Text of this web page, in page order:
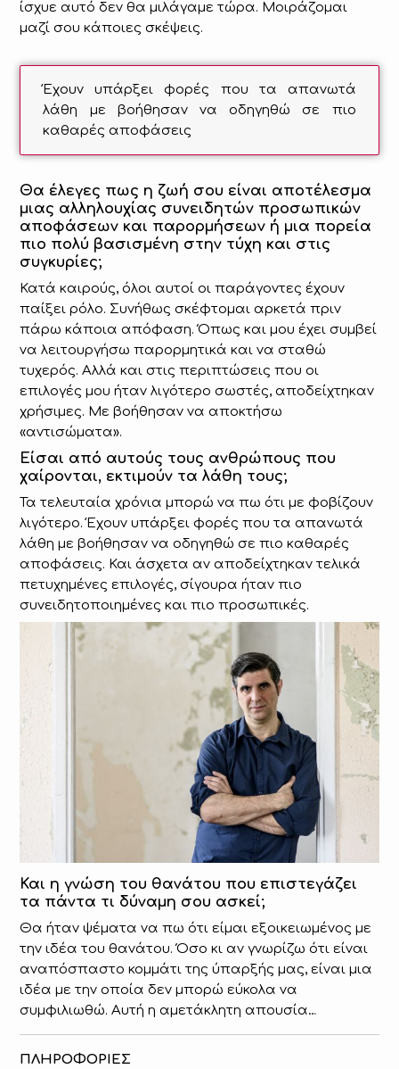
ίσχυε αυτό δεν θα μιλάγαμε τώρα. Μοιράζομαι
μαζί σου κάποιες σκέψεις.
Έχουν υπάρξει φορές που τα απανωτά
λάθη με βοήθησαν να οδηγηθώ σε πιο
καθαρές αποφάσεις
Θα έλεγες πως η ζωή σου είναι αποτέλεσμα
μιας αλληλουχίας συνειδητών προσωπικών
αποφάσεων και παρορμήσεων ή μια πορεία
πιο πολύ βασισμένη στην τύχη και στις
συγκυρίες;
Κατά καιρούς, όλοι αυτοί οι παράγοντες έχουν
παίξει ρόλο. Συνήθως σκέφτομαι αρκετά πριν
πάρω κάποια απόφαση. Όπως και μου έχει συμβεί
να λειτουργήσω παρορμητικά και να σταθώ
τυχερός. Αλλά και στις περιπτώσεις που οι
επιλογές μου ήταν λιγότερο σωστές, αποδείχτηκαν
χρήσιμες. Με βοήθησαν να αποκτήσω
«αντισώματα».
Είσαι από αυτούς τους ανθρώπους που
χαίρονται, εκτιμούν τα λάθη τους;
Τα τελευταία χρόνια μπορώ να πω ότι με φοβίζουν
λιγότερο. Έχουν υπάρξει φορές που τα απανωτά
λάθη με βοήθησαν να οδηγηθώ σε πιο καθαρές
αποφάσεις. Και άσχετα αν αποδείχτηκαν τελικά
πετυχημένες επιλογές, σίγουρα ήταν πιο
συνειδητοποιημένες και πιο προσωπικές.
Και η γνώση του θανάτου που επιστεγάζει
τα πάντα τι δύναμη σου ασκεί;
Θα ήταν ψέματα να πω ότι είμαι εξοικειωμένος με
την ιδέα του θανάτου. Όσο κι αν γνωρίζω ότι είναι
αναπόσπαστο κομμάτι της ύπαρξής μας, είναι μια
ιδέα με την οποία δεν μπορώ εύκολα να
συμφιλιωθώ. Αυτή η αμετάκλητη απουσία…
ΠΛΗΡΟΦΟΡΙΕΣ